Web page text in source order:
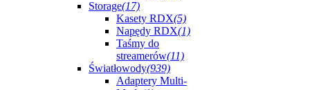
Storage(17)
Kasety RDX(5)
Napędy RDX(1)
Taśmy do
streamerów(11)
Światłowody(939)
Adaptery Multi-